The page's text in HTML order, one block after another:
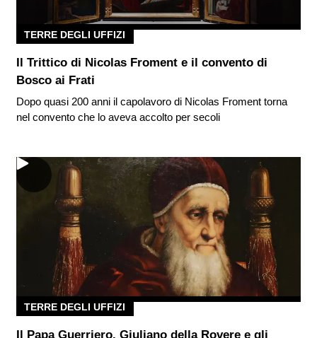
TERRE DEGLI UFFIZI
Il Trittico di Nicolas Froment e il convento di
Bosco ai Frati
Dopo quasi 200 anni il capolavoro di Nicolas Froment torna
nel convento che lo aveva accolto per secoli
TERRE DEGLI UFFIZI
Il Papa Guerriero. Giuliano della Rovere e gli